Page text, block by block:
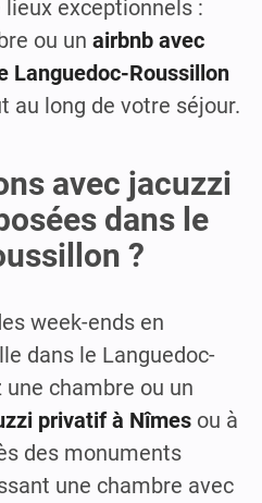
exceptionnels :
ou un airbnb avec
Languedoc-Roussillon
au long de votre séjour.
avec jacuzzi
dans le
?
week-ends en
dans le Languedoc-
chambre ou un
privatif à Nîmes ou à
des monuments
une chambre avec